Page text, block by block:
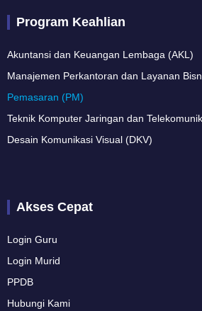
o
r
m
e
Program Keahlian
Akuntansi dan Keuangan Lembaga (AKL)
Manajemen Perkantoran dan Layanan
Pemasaran (PM)
Teknik Komputer Jaringan dan
Desain Komunikasi Visual (DKV)
Akses Cepat
Login Guru
Login Murid
PPDB
Hubungi Kami